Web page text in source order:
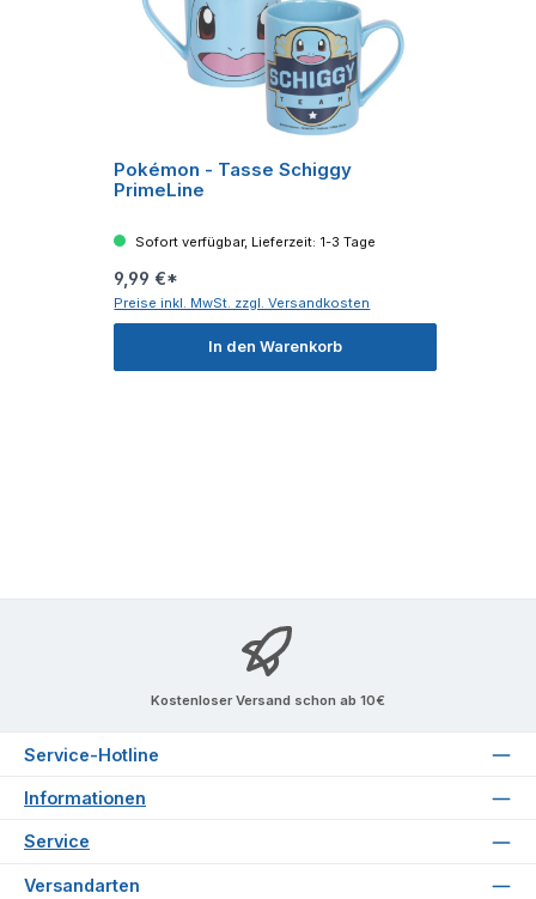
Pokémon - Tasse Schiggy
PrimeLine
Sofort verfügbar, Lieferzeit: 1-3 Tage
9,99 €*
Preise inkl. MwSt. zzgl. Versandkosten
In den Warenkorb
Kostenloser Versand schon ab 10€
Service-Hotline
Informationen
Service
Versandarten